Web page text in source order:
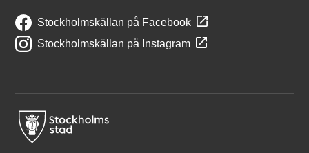
Stockholmskällan på Facebook
Stockholmskällan på Instagram